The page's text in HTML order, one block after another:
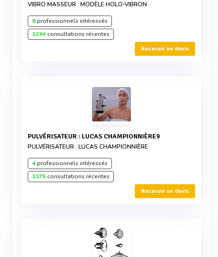
VIBRO MASSEUR : MODÈLE HOLO-VIBRON
8professionnels intéressés
1294consultations récentes
Recevoir un devis
PULVÉRISATEUR : LUCAS CHAMPIONNIÈRE9
PULVÉRISATEUR : LUCAS CHAMPIONNIÈRE
4professionnels intéressés
1375consultations récentes
Recevoir un devis